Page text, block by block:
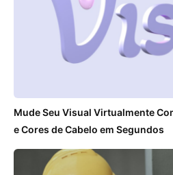
Mude Seu Visual Virtualmente
e Cores de Cabelo em Segundos